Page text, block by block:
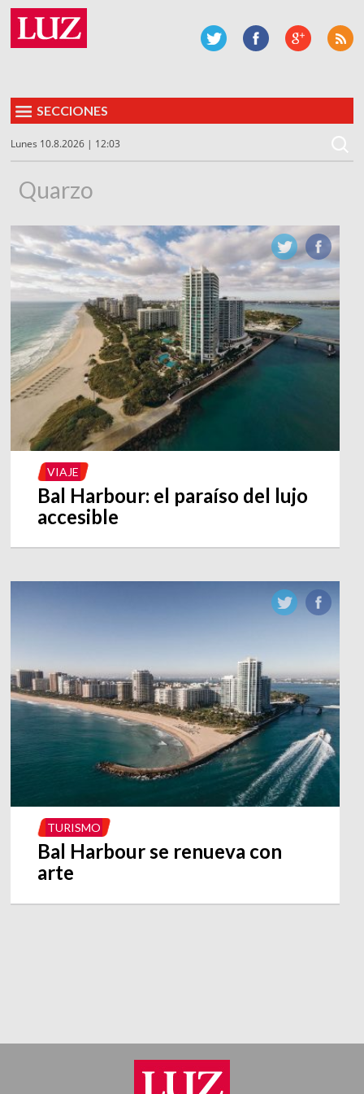
SECCIONES
Lunes 10.8.2026 | 12:03
Quarzo
VIAJE
Bal Harbour: el paraíso del lujo
accesible
TURISMO
Bal Harbour se renueva con
arte